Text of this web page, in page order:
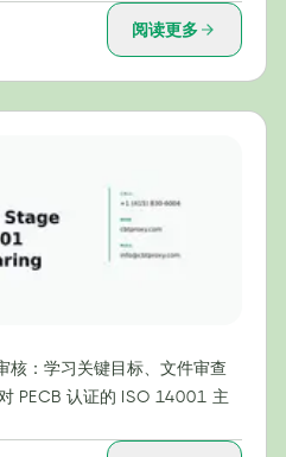
阅读更多
：学习关键目标、文件审查
PECB 认证的 ISO 14001 主